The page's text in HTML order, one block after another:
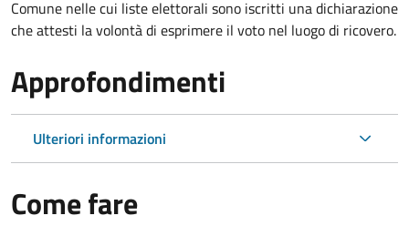
Comune nelle cui liste elettorali sono iscritti una dichiarazione
che attesti la volontà di esprimere il voto nel luogo di ricovero.
Approfondimenti
Ulteriori informazioni
Come fare